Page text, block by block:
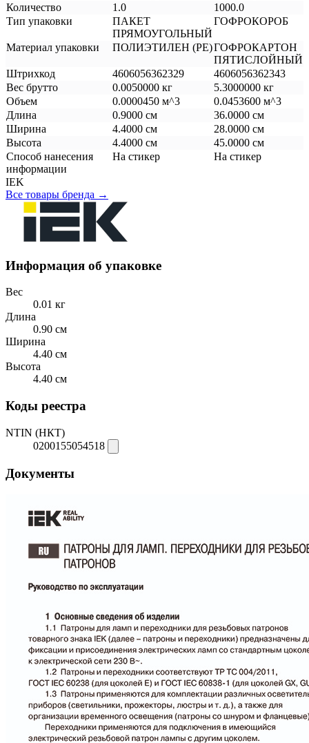
Количество
1.0
1000.0
Тип упаковки
ПАКЕТ
ПРЯМОУГОЛЬНЫЙ
ГОФРОКОРОБ
Материал упаковки ПОЛИЭТИЛЕН (PE)ГОФРОКАРТОН
ПЯТИСЛОЙНЫЙ
Штрихкод
4606056362329
4606056362343
Вес брутто
0.0050000 кг
5.3000000 кг
Объем
0.0000450 м^3
0.0453600 м^3
Длина
0.9000 см
36.0000 см
Ширина
4.4000 см
28.0000 см
Высота
4.4000 см
45.0000 см
Способ нанесения
информации
На стикер На стикер
IEK
Все товары бренда →
Информация об упаковке
Вес
0.01 кг
Длина
0.90 см
Ширина
4.40 см
Высота
4.40 см
Коды реестра
NTIN (НКТ)
0200155054518
Документы